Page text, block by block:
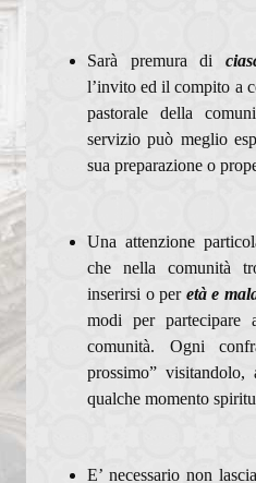
Sarà premura di
l’invito ed il compito a
pastorale della
servizio può meglio
sua preparazione o
Una attenzione
che nella comunità
inserirsi o per età e
modi per partecipare
comunità. Ogni
prossimo”
qualche momento
E’ necessario non